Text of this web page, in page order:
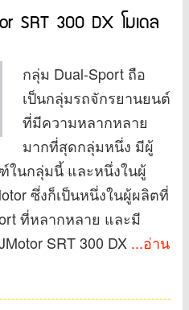
SRT 300 DX โมเดล
กลุ่ม Dual-Sport ถือ
เป็นกลุ่มรถจักรยานยนต์
ที่มีความหลากหลาย
มากที่สุดกลุ่มหนึ่ง มีผู้
นกลุ่มนี้ และหนึ่งในผู้
ซึ่งก็เป็นหนึ่งในผู้ผลิตที่
ที่หลากหลาย และมี
SRT 300 DX ...อ่าน